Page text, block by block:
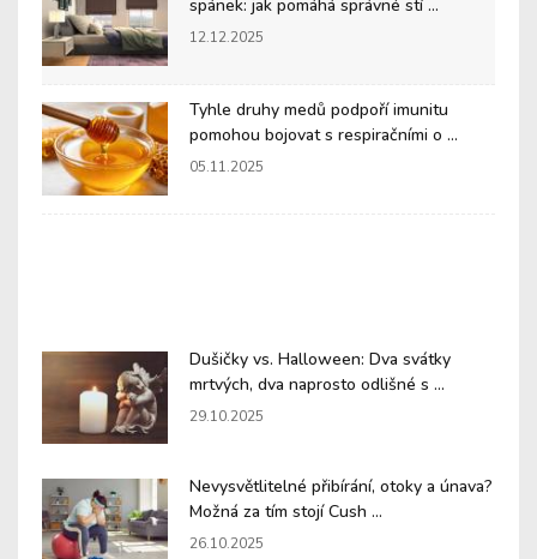
spánek: jak pomáhá správné stí ...
12.12.2025
Tyhle druhy medů podpoří imunitu
pomohou bojovat s respiračními o ...
05.11.2025
Dušičky vs. Halloween: Dva svátky
mrtvých, dva naprosto odlišné s ...
29.10.2025
Nevysvětlitelné přibírání, otoky a únava?
Možná za tím stojí Cush ...
26.10.2025